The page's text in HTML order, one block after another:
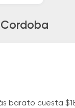
barato cuesta